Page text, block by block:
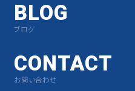
BLOG
ブログ
CONTACT
お問い合わせ